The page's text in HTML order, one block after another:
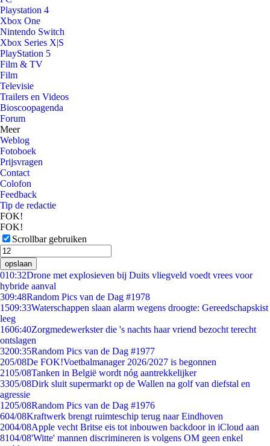
Playstation 4
Xbox One
Nintendo Switch
Xbox Series X|S
PlayStation 5
Film & TV
Film
Televisie
Trailers en Videos
Bioscoopagenda
Forum
Meer
Weblog
Fotoboek
Prijsvragen
Contact
Colofon
Feedback
Tip de redactie
FOK!
FOK!
Scrollbar gebruiken
opslaan
010:32Drone met explosieven bij Duits vliegveld voedt vrees voor
hybride aanval
309:48Random Pics van de Dag #1978
1509:33Waterschappen slaan alarm wegens droogte: Gereedschapskist
leeg
1606:40Zorgmedewerkster die 's nachts haar vriend bezocht terecht
ontslagen
3200:35Random Pics van de Dag #1977
205/08De FOK!Voetbalmanager 2026/2027 is begonnen
2105/08Tanken in België wordt nóg aantrekkelijker
3305/08Dirk sluit supermarkt op de Wallen na golf van diefstal en
agressie
1205/08Random Pics van de Dag #1976
604/08Kraftwerk brengt ruimteschip terug naar Eindhoven
2004/08Apple vecht Britse eis tot inbouwen backdoor in iCloud aan
8104/08'Witte' mannen discrimineren is volgens OM geen enkel